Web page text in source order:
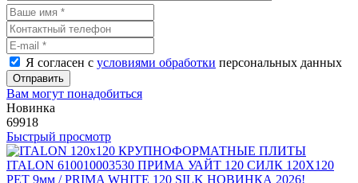
Я согласен с условиями обработки персональных данных
Отправить
Вам могут понадобиться
Новинка
69918
Быстрый просмотр